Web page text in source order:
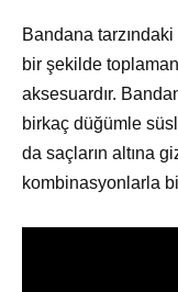
Bandana tarzındaki
bir şekilde
aksesuardır.
birkaç düğümle
da saçların altına
kombinasyonlarla